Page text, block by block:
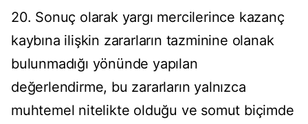
20. Sonuç olarak yargı mercilerince kazanç
kaybına ilişkin zararların tazminine olanak
bulunmadığı yönünde yapılan
değerlendirme, bu zararların yalnızca
muhtemel nitelikte olduğu ve somut biçimde